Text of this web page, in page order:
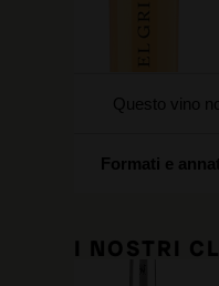
Questo vino
Formati e
I NOSTRI